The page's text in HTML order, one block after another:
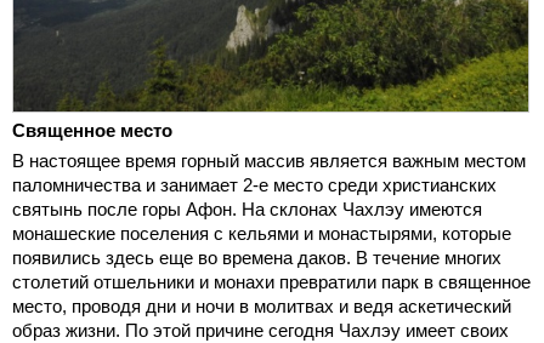
Священное место
В настоящее время горный массив является важным местом
паломничества и занимает 2-е место среди христианских
святынь после горы Афон. На склонах Чахлэу имеются
монашеские поселения с кельями и монастырями, которые
появились здесь еще во времена даков. В течение многих
столетий отшельники и монахи превратили парк в священное
место, проводя дни и ночи в молитвах и ведя аскетический
образ жизни. По этой причине сегодня Чахлэу имеет своих